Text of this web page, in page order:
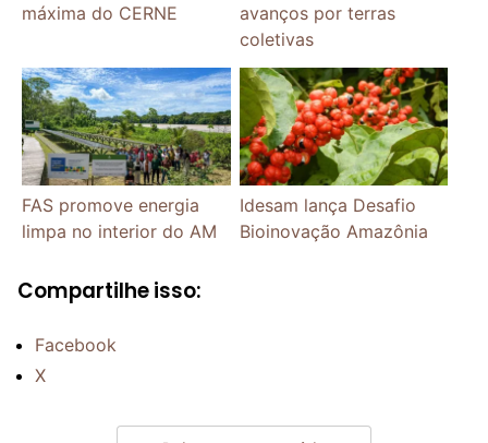
máxima do CERNE
avanços por terras
coletivas
FAS promove energia
limpa no interior do AM
Idesam lança Desafio
Bioinovação Amazônia
Compartilhe isso:
Facebook
X